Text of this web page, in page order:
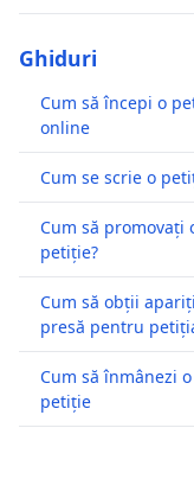
Ghiduri
Cum să începi o
online
Cum se scrie o
Cum să promovați
petiție?
Cum să obții
presă pentru
Cum să înmânezi o
petiție